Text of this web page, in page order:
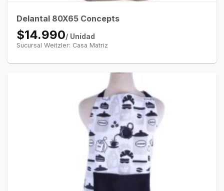
Delantal 80X65 Concepts
$14.990/ Unidad
Sucursal Weitzler: Casa Matriz